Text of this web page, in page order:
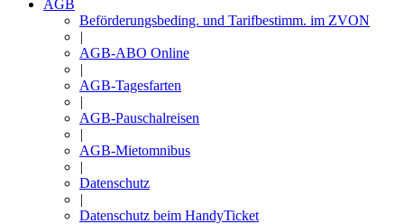
AGB
Beförderungsbeding. und Tarifbestimm. im ZVON
|
AGB-ABO Online
|
AGB-Tagesfarten
|
AGB-Pauschalreisen
|
AGB-Mietomnibus
|
Datenschutz
|
Datenschutz beim HandyTicket